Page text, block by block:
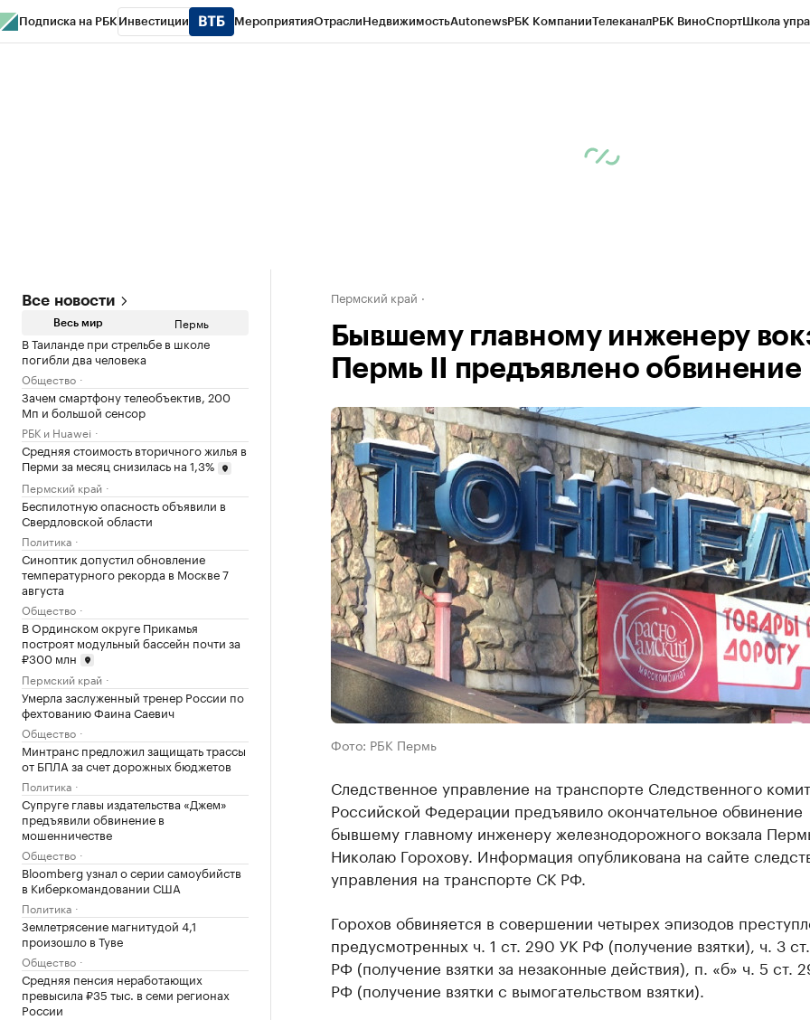
Подписка на РБК Инвестиции МероприятияОтраслиНедвижимостьAutonewsРБК КомпанииТелеканалРБК ВиноСпортШкола
Все новости
Весь мир Пермь
В Таиланде при стрельбе в школе
погибли два человека
Общество
Зачем смартфону телеобъектив, 200
Мп и большой сенсор
РБК и Huawei
Средняя стоимость вторичного жилья в
Перми за месяц снизилась на 1,3%
Пермский край
Беспилотную опасность объявили в
Свердловской области
Политика
Синоптик допустил обновление
температурного рекорда в Москве 7
августа
Общество
В Ординском округе Прикамья
построят модульный бассейн почти за
₽300 млн
Пермский край
Умерла заслуженный тренер России по
фехтованию Фаина Саевич
Общество
Минтранс предложил защищать трассы
от БПЛА за счет дорожных бюджетов
Политика
Супруге главы издательства «Джем»
предъявили обвинение в
мошенничестве
Общество
Bloomberg узнал о серии самоубийств
в Киберкомандовании США
Политика
Землетрясение магнитудой 4,1
произошло в Туве
Общество
Средняя пенсия неработающих
превысила ₽35 тыс. в семи регионах
России
Пермский край
Бывшему главному инженеру
Пермь II предъявлено обвинение
Фото: РБК Пермь
Следственное управление на транспорте Следственного
Российской Федерации предъявило окончательное обвинение
бывшему главному инженеру железнодорожного вокзала
Николаю Горохову. Информация опубликована на сайте
управления на транспорте СК РФ.
Горохов обвиняется в совершении четырех эпизодов
предусмотренных ч. 1 ст. 290 УК РФ (получение взятки), ч. 3
РФ (получение взятки за незаконные действия), п. «б» ч. 5 ст.
РФ (получение взятки с вымогательством взятки).